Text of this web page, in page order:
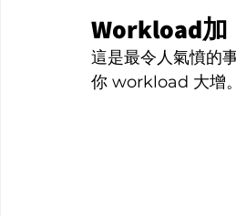
Workload加
這是最令人氣憤的
你 workload 大增。